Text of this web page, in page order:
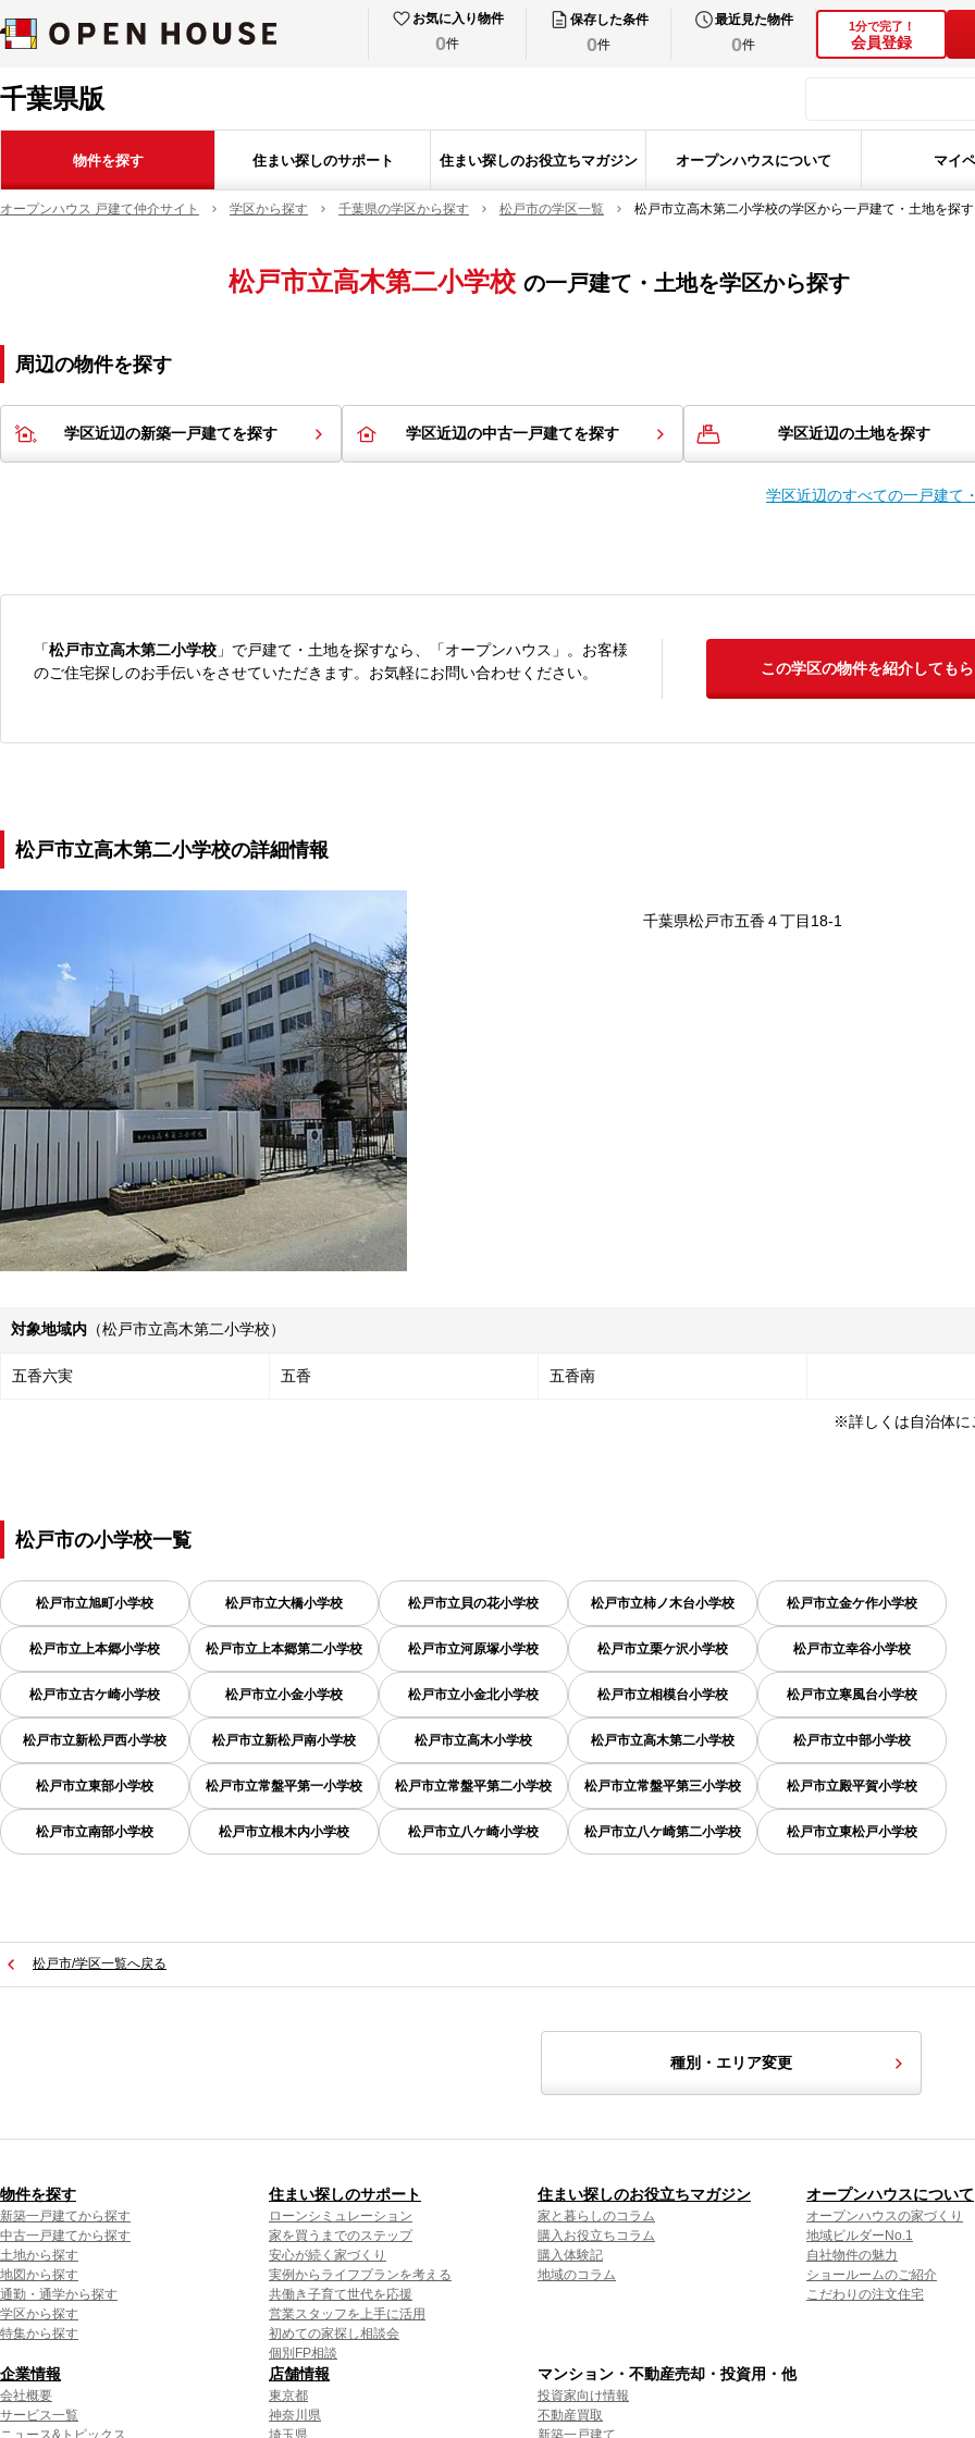
お気に入り物件
0件
保存した条件
0件
最近見た物件
0件
1分で完了！
会員登録
千葉県版
物件を探す 住まい探しのサポート 住まい探しのお役立ちマガジン オープンハウスについて マイ
オープンハウス 戸建て仲介サイト 学区から探す 千葉県の学区から探す 松戸市の学区一覧 松戸市立高木第二小学校の学区から一戸建て・土地を探す
松戸市立高木第二小学校 の一戸建て・土地を学区から探す
周辺の物件を探す
学区近辺の新築一戸建てを探す 学区近辺の中古一戸建てを探す 学区近辺の土地を探す
学区近辺のすべての一戸建て
「松戸市立高木第二小学校 」で戸建て・土地を探すなら、「オープンハウス」。お客様
のご住宅探しのお手伝いをさせていただきます。お気軽にお問い合わせください。
この学区の物件を紹介してもら
松戸市立高木第二小学校の詳細情報
千葉県松戸市五香４丁目18-1
対象地域内 （松戸市立高木第二小学校）
五香六実 五香 五香南
※詳しくは自治体に
松戸市の小学校一覧
松戸市立旭町小学校 松戸市立大橋小学校 松戸市立貝の花小学校 松戸市立柿ノ木台小学校 松戸市立金ケ作小学校
松戸市立上本郷小学校 松戸市立上本郷第二小学校 松戸市立河原塚小学校 松戸市立栗ケ沢小学校 松戸市立幸谷小学校
松戸市立古ケ崎小学校 松戸市立小金小学校 松戸市立小金北小学校 松戸市立相模台小学校 松戸市立寒風台小学校
松戸市立新松戸西小学校 松戸市立新松戸南小学校 松戸市立高木小学校 松戸市立高木第二小学校 松戸市立中部小学校
松戸市立東部小学校 松戸市立常盤平第一小学校 松戸市立常盤平第二小学校 松戸市立常盤平第三小学校 松戸市立殿平賀小学校
松戸市立南部小学校 松戸市立根木内小学校 松戸市立八ケ崎小学校 松戸市立八ケ崎第二小学校 松戸市立東松戸小学校
松戸市/学区一覧へ戻る
種別・エリア変更
物件を探す
新築一戸建てから探す
中古一戸建てから探す
土地から探す
地図から探す
通勤・通学から探す
学区から探す
特集から探す
住まい探しのサポート
ローンシミュレーション
家を買うまでのステップ
安心が続く家づくり
実例からライフプランを考える
共働き子育て世代を応援
営業スタッフを上手に活用
初めての家探し相談会
個別FP相談
住まい探しのお役立ちマガジン
家と暮らしのコラム
購入お役立ちコラム
購入体験記
地域のコラム
オープンハウスについて
オープンハウスの家づくり
地域ビルダーNo.1
自社物件の魅力
ショールームのご紹介
こだわりの注文住宅
企業情報
会社概要
サービス一覧
ニュース&トピックス
店舗情報
東京都
神奈川県
埼玉県
マンション・不動産売却・投資用・他
投資家向け情報
不動産買取
新築一戸建て